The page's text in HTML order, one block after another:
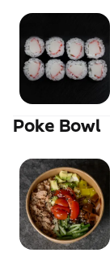
Poke Bowl